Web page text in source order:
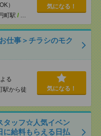
）
町駅 / …
気になる！
仕事＞チラシのモク
る
駅から徒
気になる！
タッフ☆人気イベン
に給料もらえる日払